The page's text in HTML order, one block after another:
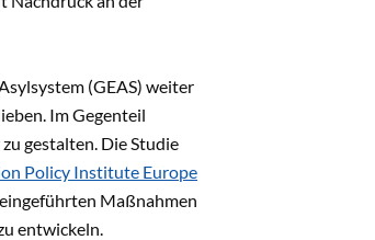
(GEAS) weiter
Im Gegenteil
gestalten. Die Studie
Policy Institute Europe
Maßnahmen
entwickeln.